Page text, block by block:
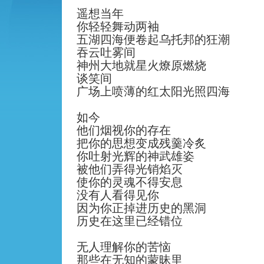
遥想当年
你轻轻舞动两袖
五湖四海便卷起乌托邦的狂潮
吞云吐雾间
神州大地就星火燎原燃烧
谈笑间
广场上喷薄的红太阳光照四海
如今
他们烟视你的存在
把你的思想变成残羹冷炙
你吐射光辉的神武雄姿
被他们弄得光销焰灭
使你的灵魂不得安息
没有人看得见你
因为你正掉进历史的黑洞
历史在这里已经错位
无人理解你的苦恼
那些在无知的蒙昧里